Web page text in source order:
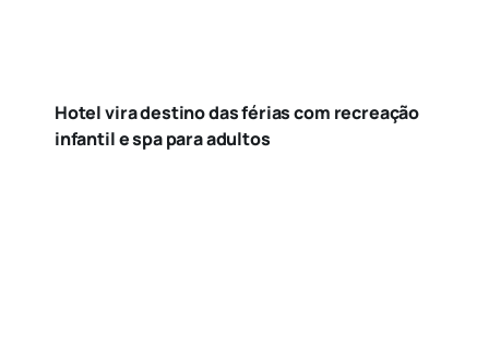
Hotel vira destino das férias com recreação
infantil e spa para adultos